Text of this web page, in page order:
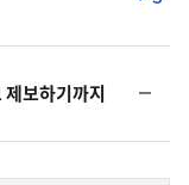
하
보하기까지
일